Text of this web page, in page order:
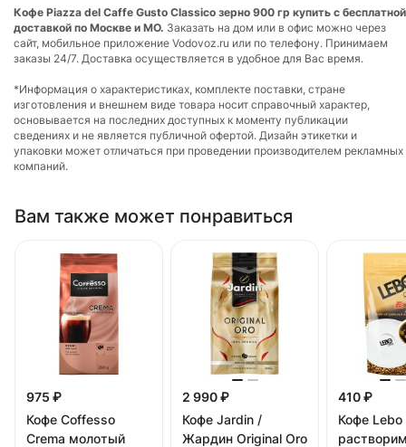
Кофе Piazza del Caffe Gusto Classico зерно 900 гр купить с бесплатной
доставкой по Москве и МО. Заказать на дом или в офис можно через
сайт, мобильное приложение Vodovoz.ru или по телефону. Принимаем
заказы 24/7. Доставка осуществляется в удобное для Вас время.
*Информация о характеристиках, комплекте поставки, стране
изготовления и внешнем виде товара носит справочный характер,
основывается на последних доступных к моменту публикации
сведениях и не является публичной офертой. Дизайн этикетки и
упаковки может отличаться при проведении производителем рекламных
компаний.
Вам также может понравиться
975 ₽
Кофе Coffesso
Crema молотый
2 990 ₽
Кофе Jardin /
Жардин Original Oro
410 ₽
Кофе Lebo